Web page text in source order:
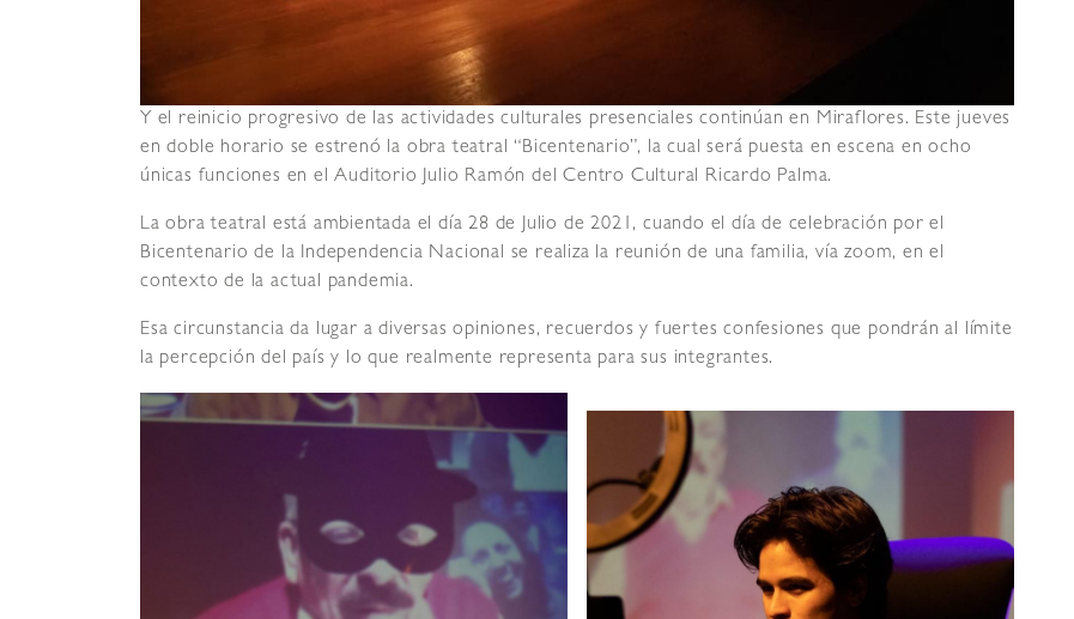
Y el reinicio progresivo de las actividades culturales presenciales continúan en Miraflores. Este jueves
en doble horario se estrenó la obra teatral “Bicentenario”, la cual será puesta en escena en ocho
únicas funciones en el Auditorio Julio Ramón del Centro Cultural Ricardo Palma.
La obra teatral está ambientada el día 28 de Julio de 2021, cuando el día de celebración por el
Bicentenario de la Independencia Nacional se realiza la reunión de una familia, vía zoom, en el
contexto de la actual pandemia.
Esa circunstancia da lugar a diversas opiniones, recuerdos y fuertes confesiones que pondrán al límite
la percepción del país y lo que realmente representa para sus integrantes.